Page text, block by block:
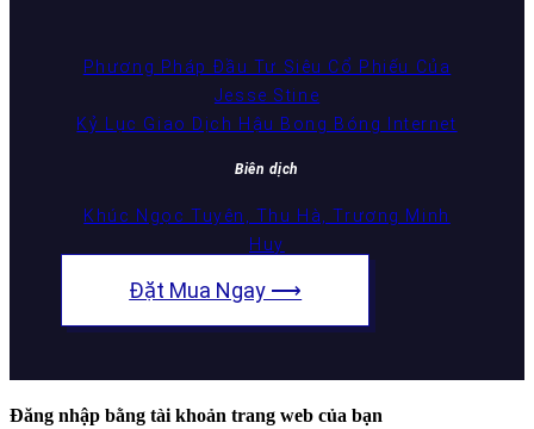
Phương Pháp Đầu Tư Siêu Cổ Phiếu Của
Jesse Stine
Kỷ Lục Giao Dịch Hậu Bong Bóng Internet
Biên dịch
Khúc Ngọc Tuyên, Thu Hà, Trương Minh
Huy
Đặt Mua Ngay ⟶
Đăng nhập bằng tài khoản trang web của bạn